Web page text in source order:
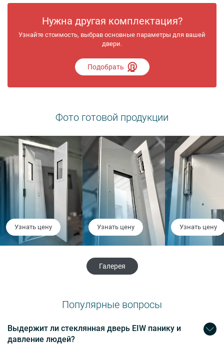
Нужна другая комплектация?
Узнайте стоимость, выбрав основные параметры для вашей
двери.
Подобрать
Фото готовой продукции
Узнать цену Узнать цену Узнать цену
Галерея
Популярные вопросы
Выдержит ли стеклянная дверь EIW панику и
давление людей?